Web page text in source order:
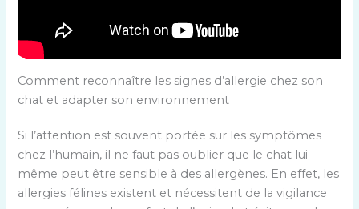
Comment reconnaître les signes d’allergie chez son
chat et adapter son environnement
Si l’attention est souvent portée sur les symptômes
chez l’humain, il ne faut pas oublier que le chat lui-
même peut être sensible à des allergènes. En effet, les
allergies félines existent et nécessitent de la vigilance